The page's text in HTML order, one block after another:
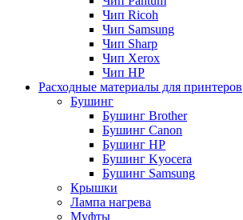
Чип Ricoh
Чип Samsung
Чип Sharp
Чип Xerox
Чип НР
Расходные материалы для принтеров
Бушинг
Бушинг Brother
Бушинг Canon
Бушинг HP
Бушинг Kyocera
Бушинг Samsung
Крышки
Лампа нагрева
Муфты